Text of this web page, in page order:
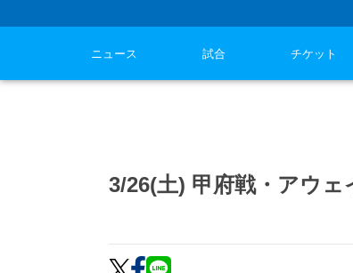
ニュース 試合 チケット
3/26(土) 甲府戦・アウェ